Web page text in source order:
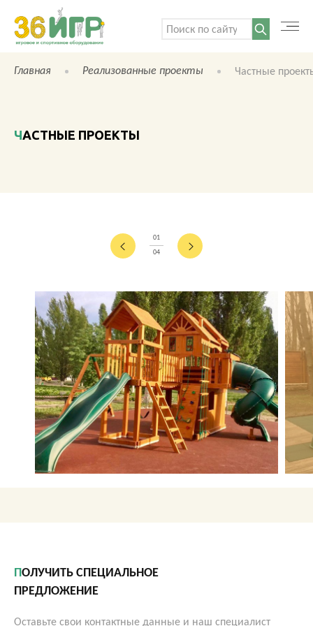
КАТАЛОГ ТОВАРОВ
О КОМПАНИИ
АКЦИИ
НОВОСТИ
ОБЗОРЫ
ПРОЕКТЫ
+7 (473) 212-11-30
Поиск:
Главная Реализованные проекты Частные
ЧАСТНЫЕ ПРОЕКТЫ
01
04
ПОЛУЧИТЬ СПЕЦИАЛЬНОЕ
ПРЕДЛОЖЕНИЕ
Оставьте свои контактные данные и наш специалист